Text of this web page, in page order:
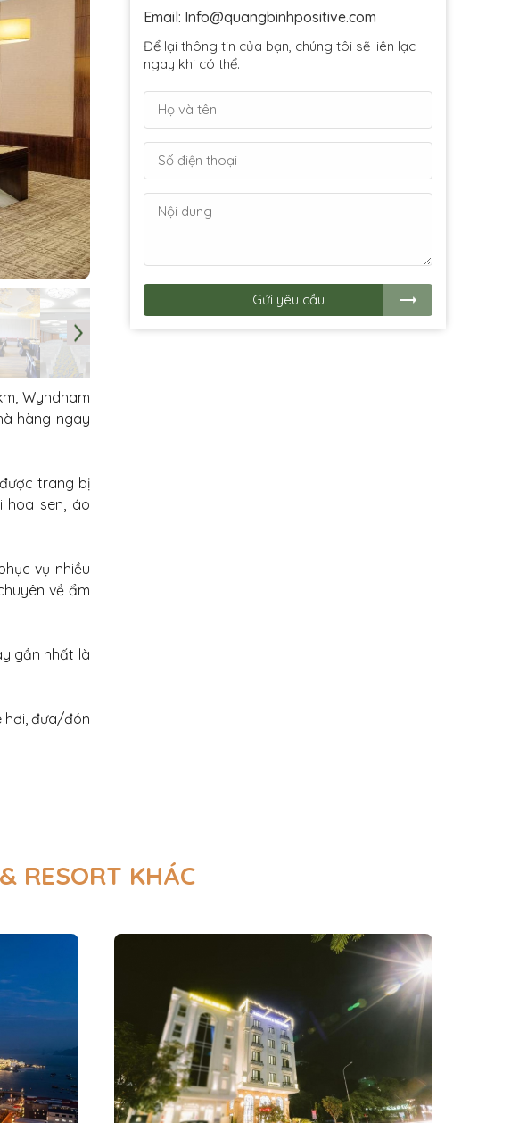
Wyndham
hàng ngay
trang bị
hoa sen, áo
vụ nhiều
về ẩm
gần nhất là
hơi, đưa/đón
Email: Info@quangbinhpositive.com
Để lại thông tin của bạn, chúng tôi sẽ liên lạc
ngay khi có thể.
Gửi yêu cầu
RESORT KHÁC